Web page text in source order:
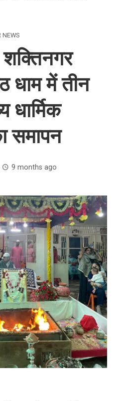
NEWS
शक्तिनगर
धाम में तीन
धार्मिक
समापन
9 months ago